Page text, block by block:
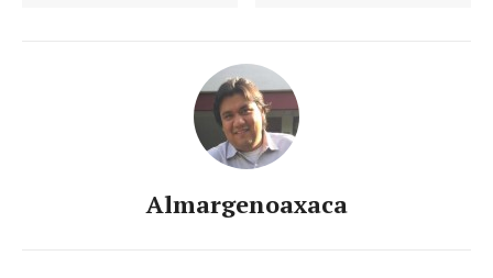
Almargenoaxaca